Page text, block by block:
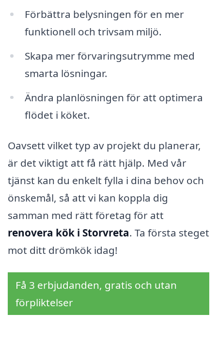
Förbättra belysningen för en mer
funktionell och trivsam miljö.
Skapa mer förvaringsutrymme med
smarta lösningar.
Ändra planlösningen för att optimera
flödet i köket.
Oavsett vilket typ av projekt du planerar,
är det viktigt att få rätt hjälp. Med vår
tjänst kan du enkelt fylla i dina behov och
önskemål, så att vi kan koppla dig
samman med rätt företag för att
renovera kök i Storvreta. Ta första steget
mot ditt drömkök idag!
Få 3 erbjudanden, gratis och utan
förpliktelser